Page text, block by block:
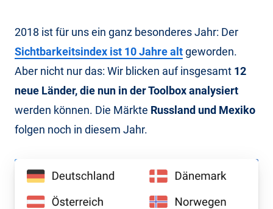
2018 ist für uns ein ganz besonderes Jahr: Der
Sichtbarkeitsindex ist 10 Jahre altgeworden.
Aber nicht nur das: Wir blicken auf insgesamt 12
neue Länder, die nun in der Toolbox analysiert
werden können. Die Märkte Russland und Mexiko
folgen noch in diesem Jahr.